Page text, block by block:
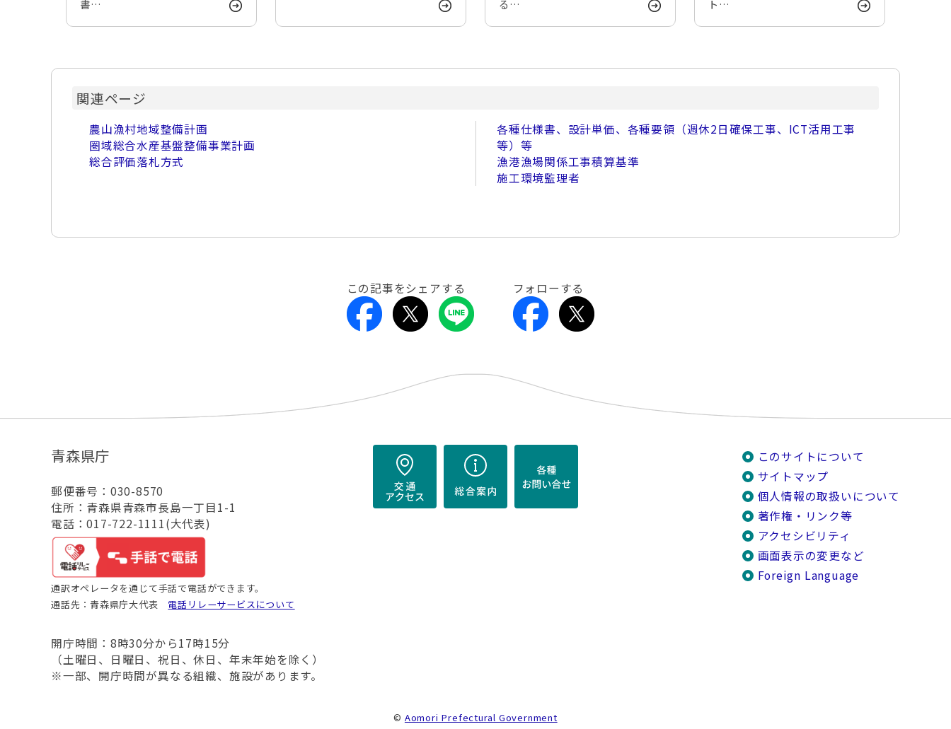
書…
る…
ト…
関連ページ
農山漁村地域整備計画
圏域総合水産基盤整備事業計画
総合評価落札方式
各種仕様書、設計単価、各種要領（週休2日確保工事、ICT活用工事
等）等
漁港漁場関係工事積算基準
施工環境監理者
この記事をシェアする フォローする
青森県庁
郵便番号：030-8570
住所：青森県青森市長島一丁目1-1
電話：017-722-1111(大代表)
通訳オペレータを通じて手話で電話ができます。
通話先：青森県庁大代表 電話リレーサービスについて
開庁時間：8時30分から17時15分
（土曜日、日曜日、祝日、休日、年末年始を除く）
※一部、開庁時間が異なる組織、施設があります。
このサイトについて
サイトマップ
個人情報の取扱いについて
著作権・リンク等
アクセシビリティ
画面表示の変更など
Foreign Language
© Aomori Prefectural Government